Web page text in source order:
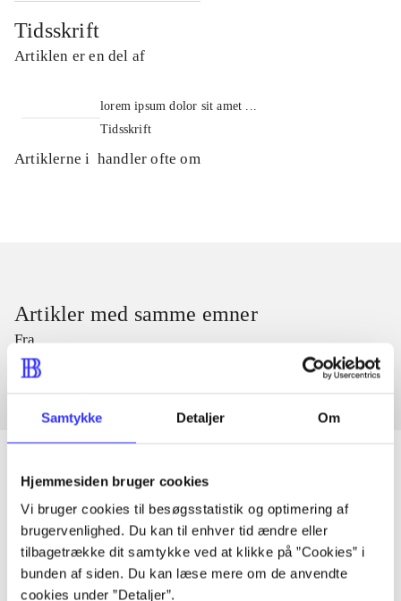
Samtykke Detaljer Om
Hjemmesiden bruger cookies
Vi bruger cookies til besøgsstatistik og optimering af
brugervenlighed. Du kan til enhver tid ændre eller
tilbagetrække dit samtykke ved at klikke på ”Cookies” i
bunden af siden. Du kan læse mere om de anvendte
cookies under ”Detaljer”.
Tidsskrift
Artiklen er en del af
lorem ipsum dolor sit amet ...
Tidsskrift
Artiklerne i handler ofte om
Artikler med samme emner
Fra
Artikler
Alle registrerede artikler fordelt på udgivelser
...